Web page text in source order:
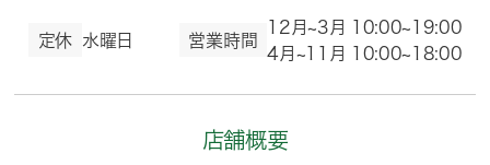
定休 水曜日 営業時間
12月~3月 10:00~19:00
4月~11月 10:00~18:00
店舗概要